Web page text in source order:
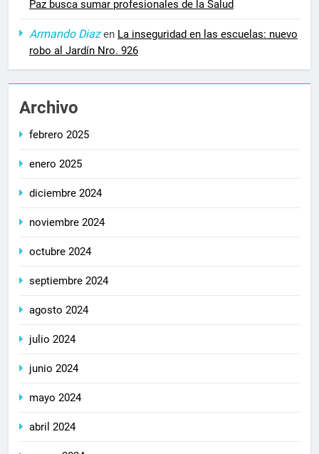
Paz busca sumar profesionales de la Salud
Armando Diazen La inseguridad en las escuelas: nuevo
robo al Jardín Nro. 926
Archivo
febrero 2025
enero 2025
diciembre 2024
noviembre 2024
octubre 2024
septiembre 2024
agosto 2024
julio 2024
junio 2024
mayo 2024
abril 2024